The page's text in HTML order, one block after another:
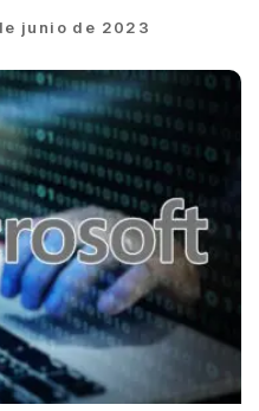
junio de 2023